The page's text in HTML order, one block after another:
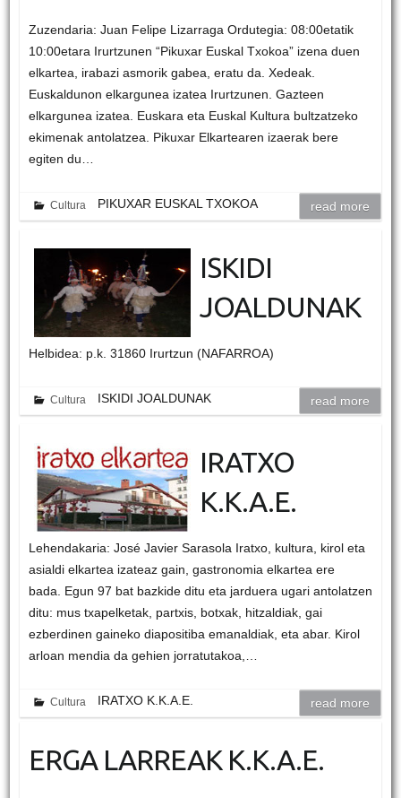
Zuzendaria: Juan Felipe Lizarraga Ordutegia: 08:00etatik
10:00etara Irurtzunen “Pikuxar Euskal Txokoa” izena duen
elkartea, irabazi asmorik gabea, eratu da. Xedeak.
Euskaldunon elkargunea izatea Irurtzunen. Gazteen
elkargunea izatea. Euskara eta Euskal Kultura bultzatzeko
ekimenak antolatzea. Pikuxar Elkartearen izaerak bere
egiten du…
Cultura PIKUXAR EUSKAL TXOKOA read more
ISKIDI
JOALDUNAK
Helbidea: p.k. 31860 Irurtzun (NAFARROA)
Cultura ISKIDI JOALDUNAK read more
IRATXO
K.K.A.E.
Lehendakaria: José Javier Sarasola Iratxo, kultura, kirol eta
asialdi elkartea izateaz gain, gastronomia elkartea ere
bada. Egun 97 bat bazkide ditu eta jarduera ugari antolatzen
ditu: mus txapelketak, partxis, botxak, hitzaldiak, gai
ezberdinen gaineko diapositiba emanaldiak, eta abar. Kirol
arloan mendia da gehien jorratutakoa,…
Cultura IRATXO K.K.A.E. read more
ERGA LARREAK K.K.A.E.